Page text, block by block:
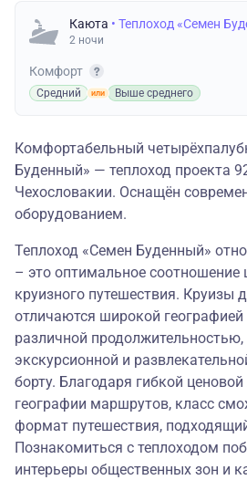
Каюта • Теплоход «Семен
2 ночи
Комфорт
Средний Выше среднего
Комфортабельный
Буденный» — теплоход проекта
Чехословакии. Оснащён
оборудованием.
Теплоход «Семен Буденный»
– это оптимальное соотношение
круизного путешествия. Круизы
отличаются широкой
различной
экскурсионной и
борту. Благодаря гибкой
географии маршрутов, класс
формат путешествия,
Познакомиться с теплоходом
интерьеры общественных зон и